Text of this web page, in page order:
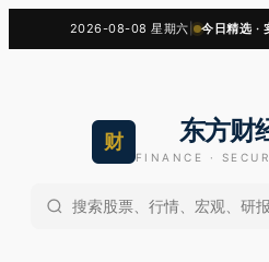
至
2026-08-08 星期六 | 今日精选 ·
财 东方财
FINANCE ·